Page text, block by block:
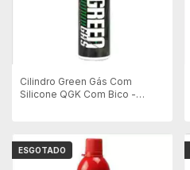
Cilindro Green Gás Com
Silicone QGK Com Bico -
ESGOTADO